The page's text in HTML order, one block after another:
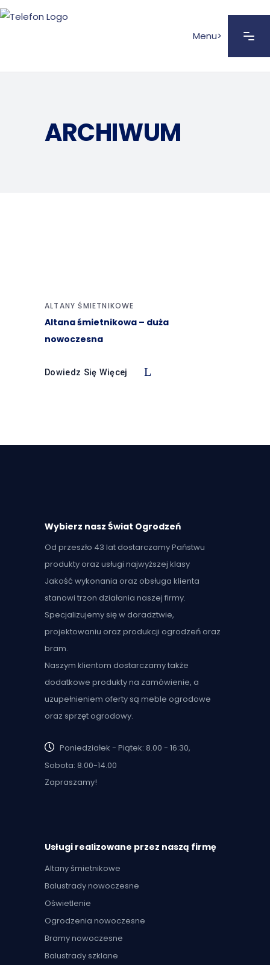
Menu>
ARCHIWUM
ALTANY ŚMIETNIKOWE
Altana śmietnikowa – duża
nowoczesna
Dowiedz Się Więcej
Wybierz nasz Świat Ogrodzeń
Od przeszło 43 lat dostarczamy Państwu
produkty oraz usługi najwyższej klasy
Jakość wykonania oraz obsługa klienta
stanowi trzon działania naszej firmy.
Specjalizujemy się w doradztwie,
projektowaniu oraz produkcji ogrodzeń oraz
bram.
Naszym klientom dostarczamy także
dodatkowe produkty na zamówienie, a
uzupełnieniem oferty są meble ogrodowe
oraz sprzęt ogrodowy.
Poniedziałek - Piątek: 8.00 - 16:30,
Sobota: 8.00-14.00
Zapraszamy!
Usługi realizowane przez naszą firmę
Altany śmietnikowe
Balustrady nowoczesne
Oświetlenie
Ogrodzenia nowoczesne
Bramy nowoczesne
Balustrady szklane